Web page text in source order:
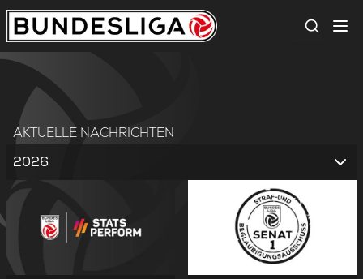
Suche
AKTUELLE NACHRICHTEN
2026